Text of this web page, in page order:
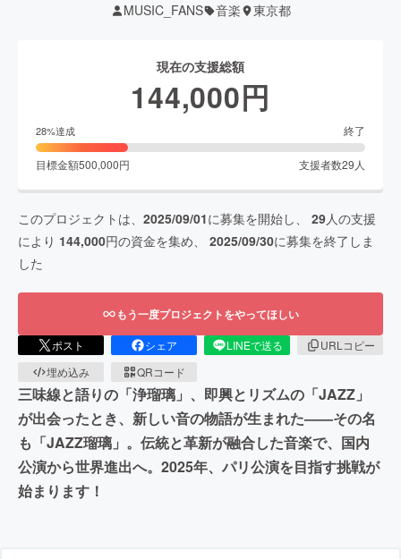
MUSIC_FANS 音楽 東京都
現在の支援総額
144,000円
28%達成 終了
目標金額500,000円 支援者数29 人
このプロジェクトは、 2025/09/01に募集を開始し、 29人の支援
により 144,000円の資金を集め、 2025/09/30に募集を終了しま
した
もう一度プロジェクトをやってほしい
ポスト シェア LINEで送る
URLコピー
埋め込み
QRコード
三味線と語りの「浄瑠璃」、即興とリズムの「JAZZ」
が出会ったとき、新しい音の物語が生まれた——その名
も「JAZZ瑠璃」。伝統と革新が融合した音楽で、国内
公演から世界進出へ。2025年、パリ公演を目指す挑戦が
始まります！